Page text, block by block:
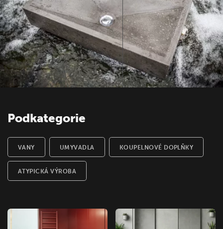
Podkategorie
VANY UMYVADLA KOUPELNOVÉ DOPLŇKY
ATYPICKÁ VÝROBA